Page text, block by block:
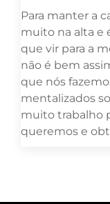
Para manter a
muito na alta e
que vir para a
não é bem
que nós
mentalizados
muito trabalho
queremos e